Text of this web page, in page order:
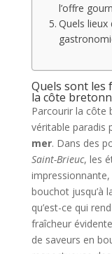
l’offre
Quels lieux
Quels sont les
la côte
Parcourir la côte
véritable paradis
mer. Dans des
Saint-Brieuc, les
bouchot jusqu’à
qu’est-ce qui
fraîcheur
de saveurs en